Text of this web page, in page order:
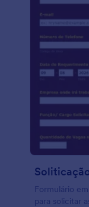
Formulário
para solicitar